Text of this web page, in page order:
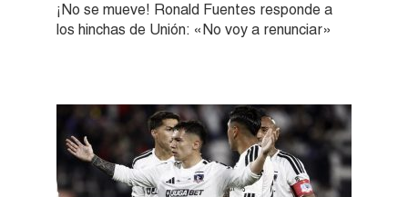
¡No se mueve! Ronald Fuentes responde a
los hinchas de Unión: «No voy a renunciar»